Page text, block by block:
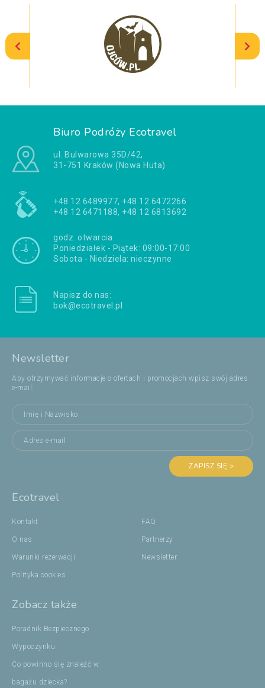
Biuro Podróży Ecotravel
ul. Bulwarowa 35D/42,
31-751 Kraków (Nowa Huta)
+48 12 6489977, +48 12 6472266
+48 12 6471188, +48 12 6813692
godz. otwarcia:
Poniedziałek - Piątek: 09:00-17:00
Sobota - Niedziela: nieczynne
Napisz do nas:
bok@ecotravel.pl
Newsletter
Aby otrzymywać informacje o ofertach i promocjach wpisz swój adres
e-mail:
ZAPISZ SIĘ >
Ecotravel
Kontakt
O nas
Warunki rezerwacji
Polityka cookies
FAQ
Partnerzy
Newsletter
Zobacz także
Poradnik Bezpiecznego
Wypoczynku
Co powinno się znaleźć w
bagażu dziecka?